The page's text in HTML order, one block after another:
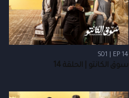
S01 | EP 14
سوق الكانتو | الحلقة 14